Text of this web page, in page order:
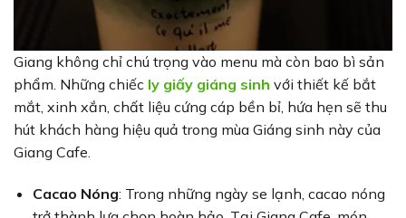
Giang không chỉ chú trọng vào menu mà còn bao bì sản
phẩm. Những chiếc ly giấy giáng sinh với thiết kế bắt
mắt, xinh xắn, chất liệu cứng cáp bền bỉ, hứa hẹn sẽ thu
hút khách hàng hiệu quả trong mùa Giáng sinh này của
Giang Cafe.
Cacao Nóng: Trong những ngày se lạnh, cacao nóng